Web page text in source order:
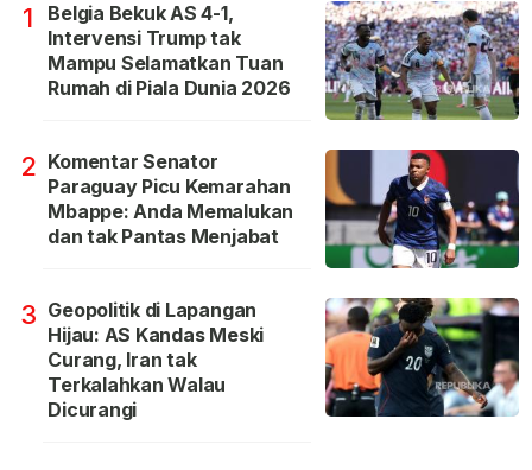
1
Belgia Bekuk AS 4-1,
Intervensi Trump tak
Mampu Selamatkan Tuan
Rumah di Piala Dunia 2026
2 Komentar Senator
Paraguay Picu Kemarahan
Mbappe: Anda Memalukan
dan tak Pantas Menjabat
3 Geopolitik di Lapangan
Hijau: AS Kandas Meski
Curang, Iran tak
Terkalahkan Walau
Dicurangi